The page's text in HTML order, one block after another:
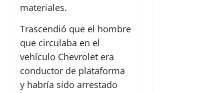
materiales.
Trascendió que el hombre
que circulaba en el
vehículo Chevrolet era
conductor de plataforma
y habría sido arrestado